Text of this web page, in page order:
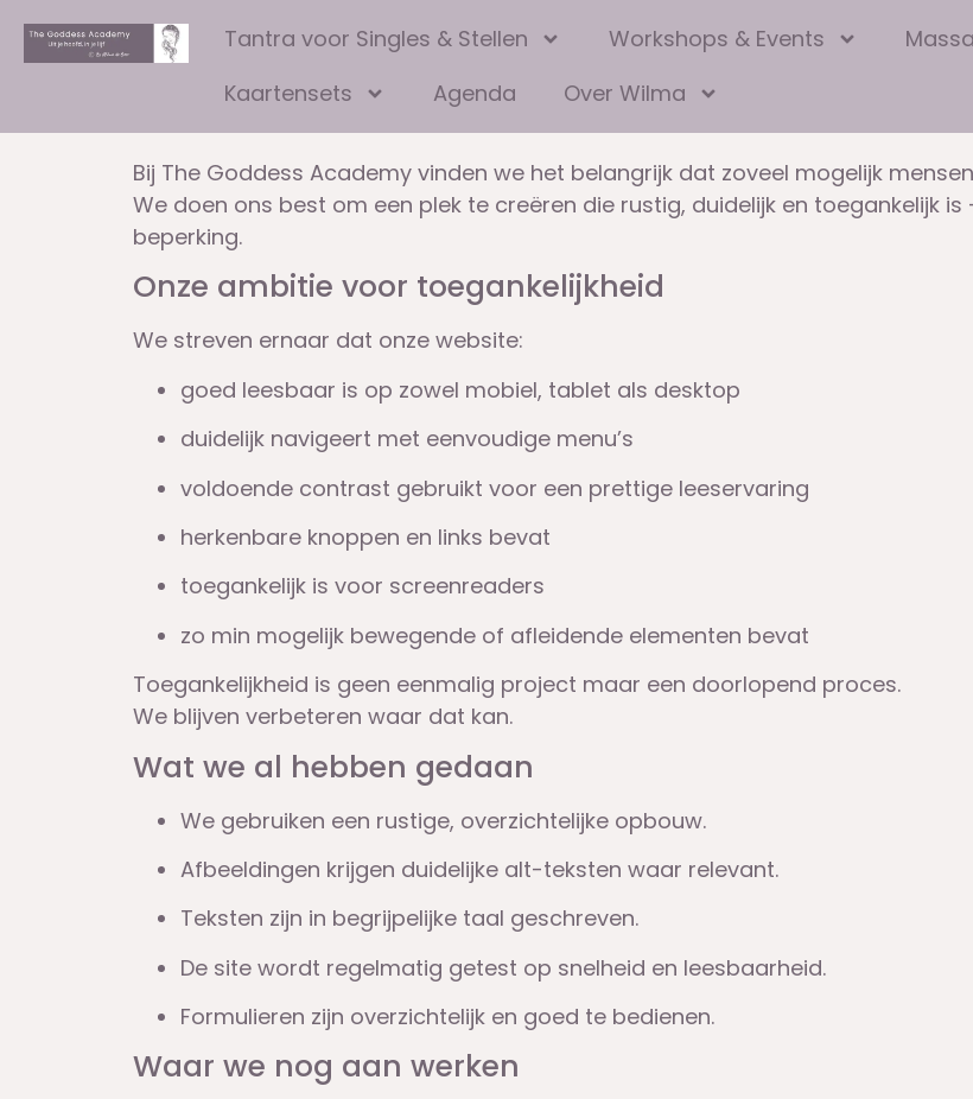
Tantra voor Singles & Stellen Workshops & Events
Kaartensets
Agenda Over Wilma
Bij The Goddess Academy vinden we het belangrijk dat zoveel mogelijk
We doen ons best om een plek te creëren die rustig, duidelijk en toegankelijk
beperking.
Onze ambitie voor toegankelijkheid
We streven ernaar dat onze website:
goed leesbaar is op zowel mobiel, tablet als desktop
duidelijk navigeert met eenvoudige menu’s
voldoende contrast gebruikt voor een prettige leeservaring
herkenbare knoppen en links bevat
toegankelijk is voor screenreaders
zo min mogelijk bewegende of afleidende elementen bevat
Toegankelijkheid is geen eenmalig project maar een doorlopend proces.
We blijven verbeteren waar dat kan.
Wat we al hebben gedaan
We gebruiken een rustige, overzichtelijke opbouw.
Afbeeldingen krijgen duidelijke alt-teksten waar relevant.
Teksten zijn in begrijpelijke taal geschreven.
De site wordt regelmatig getest op snelheid en leesbaarheid.
Formulieren zijn overzichtelijk en goed te bedienen.
Waar we nog aan werken